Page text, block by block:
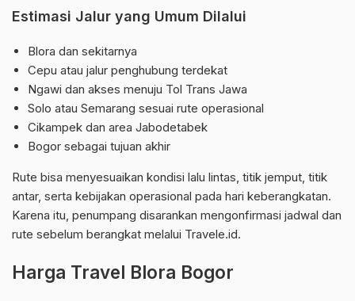
Estimasi Jalur yang Umum Dilalui
Blora dan sekitarnya
Cepu atau jalur penghubung terdekat
Ngawi dan akses menuju Tol Trans Jawa
Solo atau Semarang sesuai rute operasional
Cikampek dan area Jabodetabek
Bogor sebagai tujuan akhir
Rute bisa menyesuaikan kondisi lalu lintas, titik jemput, titik
antar, serta kebijakan operasional pada hari keberangkatan.
Karena itu, penumpang disarankan mengonfirmasi jadwal dan
rute sebelum berangkat melalui Travele.id.
Harga Travel Blora Bogor